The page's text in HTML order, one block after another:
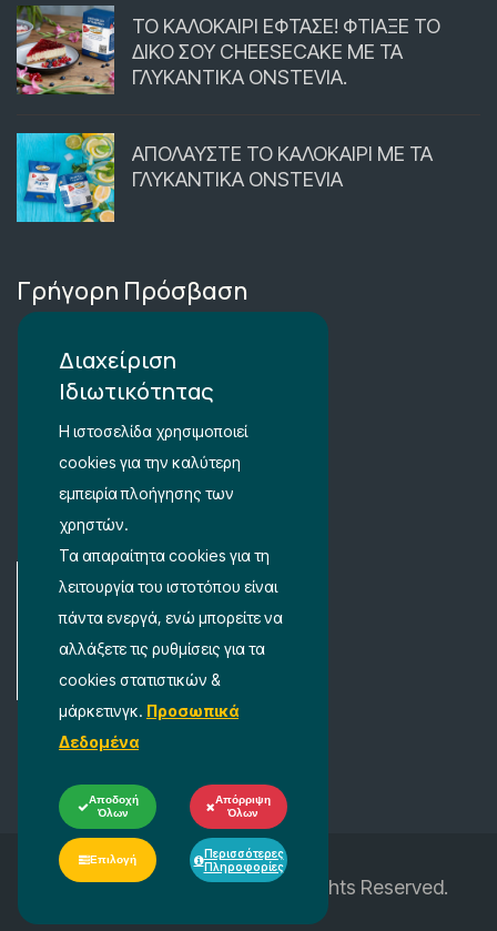
ΤΟ ΚΑΛΟΚΑΙΡΙ ΕΦΤΑΣΕ! ΦΤΙΑΞΕ ΤΟ
ΔΙΚΟ ΣΟΥ CHEESECAKE ΜΕ ΤΑ
ΓΛΥΚΑΝΤΙΚΑ ONSTEVIA.
ΑΠΟΛΑΥΣΤΕ ΤΟ ΚΑΛΟΚΑΙΡΙ ΜΕ ΤΑ
ΓΛΥΚΑΝΤΙΚΑ ONSTEVIA
Γρήγορη Πρόσβαση
Περιοχή Μέλών
Καλάθι Αγορών
Λίστα Αγαπημένων
Όροι Χρήσης
Ρυθμίσεις Ιδιωτικότητας
2026 © CopyrightInovia.All Rights Reserved.
Διαχείριση
Ιδιωτικότητας
Η ιστοσελίδα χρησιμοποιεί
cookies για την καλύτερη
εμπειρία πλοήγησης των
χρηστών.
Τα απαραίτητα cookies για τη
λειτουργία του ιστοτόπου είναι
πάντα ενεργά, ενώ μπορείτε να
αλλάξετε τις ρυθμίσεις για τα
cookies στατιστικών &
μάρκετινγκ. Προσωπικά
Δεδομένα
Αποδοχή
Όλων
Απόρριψη
Όλων
Επιλογή
Περισσότερες
Πληροφορίες